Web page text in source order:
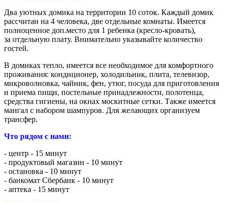
Два уютных домика на территории 10 соток. Каждый домик
рассчитан на 4 человека, две отдельные комнаты. Имеется
полноценное доп.место для 1 ребенка (кресло-кровать),
за отдельную плату. Внимательно указывайте количество
гостей.
В домиках тепло, имеется все необходимое для комфортного
проживания: кондиционер, холодильник, плита, телевизор,
микроволновка, чайник, фен, утюг, посуда для приготовления
и приема пищи, постельные принадлежности, полотенца,
средства гигиены, на окнах москитные сетки. Также имеется
мангал с набором шампуров. Для желающих организуем
трансфер.
Что рядом с нами:
- центр - 15 минут
- продуктовый магазин - 10 минут
- остановка - 10 минут
- банкомат Сбербанк - 10 минут
- аптека - 15 минут